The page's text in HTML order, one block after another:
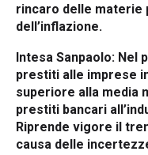
rincaro delle materie
dell’inflazione.
Intesa Sanpaolo: Nel
prestiti alle imprese
superiore alla media
prestiti bancari
Riprende vigore il
causa delle